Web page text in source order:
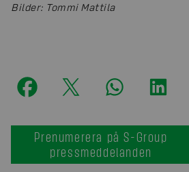
Bilder: Tommi Mattila
Prenumerera på S-Group
pressmeddelanden